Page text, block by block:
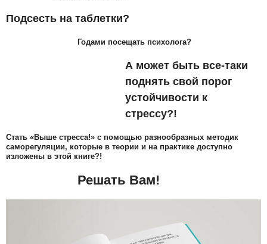
Подсесть на таблетки?
Годами посещать психолога?
А может быть все-таки
поднять свой порог
устойчивости к
стрессу?!
Стать «Выше стресса!» с помощью разнообразных методик
саморегуляции, которые в теории и на практике доступно
изложены в этой книге?!
Решать Вам!